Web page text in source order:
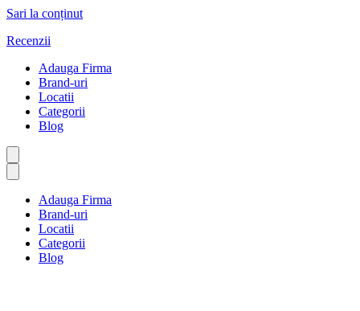
Sari la conținut
Recenzii
Adauga Firma
Brand-uri
Locatii
Categorii
Blog
Adauga Firma
Brand-uri
Locatii
Categorii
Blog